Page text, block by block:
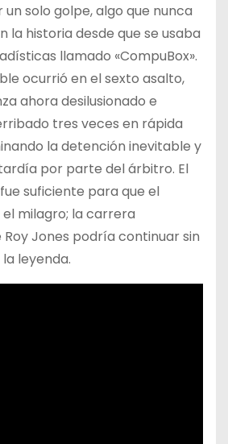
solo golpe, algo que nunca
la historia desde que se usaba
llamado «CompuBox».
ocurrió en el sexto asalto,
ahora desilusionado e
tres veces en rápida
la detención inevitable y
por parte del árbitro. El
suficiente para que el
milagro; la carrera
Jones podría continuar sin
leyenda.